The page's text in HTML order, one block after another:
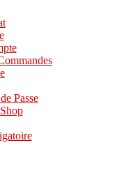
Passe